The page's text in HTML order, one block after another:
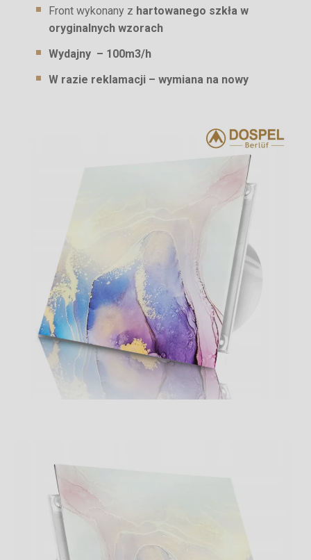
Front wykonany z hartowanego szkła w
oryginalnych wzorach
Wydajny – 100m3/h
W razie reklamacji – wymiana na nowy